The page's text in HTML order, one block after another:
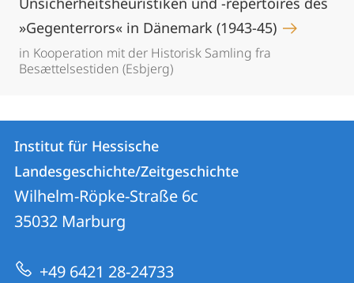
»Gegenterrors« in Dänemark (1943-45)
in Kooperation mit der Historisk Samling fra
Besættelsestiden (Esbjerg)
Kontakt
und
Informationen
zur
Website
Kontaktinformationen
Institut
für
Hessische
Landesgeschichte/Zeitgeschichte
Institut für Hessische
Landesgeschichte/Zeitgeschichte
Wilhelm-Röpke-Straße 6c
35032 Marburg
+49 6421 28-24733